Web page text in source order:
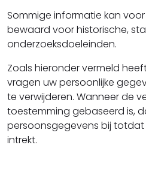
Sommige informatie kan
bewaard voor historische,
onderzoeksdoeleinden.
Zoals hieronder vermeld
vragen uw persoonlijke
te verwijderen. Wanneer de
toestemming gebaseerd is,
persoonsgegevens bij
intrekt.